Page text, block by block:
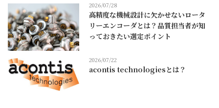
2026/07/28
高精度な機械設計に欠かせないロータ
リーエンコーダとは？品質担当者が知
っておきたい選定ポイント
2026/07/22
acontis technologiesとは？